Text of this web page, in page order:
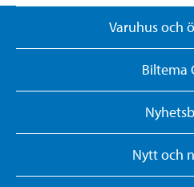
Varuhus och
Biltema
Nytt och